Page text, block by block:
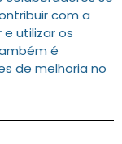
com a
utilizar os
é
de melhoria no